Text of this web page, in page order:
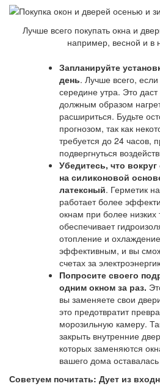
Лучше всего покупать окна и
например, весной и в
Запланируйте
день. Лучше всего,
середине утра. Это
должным образом
расшириться. Будьте
прогнозом, так как
требуется до 24 часов,
подвергнуться
Убедитесь, что вокруг
на силиконовой
латексный. Герметик
работает более
окнам при более низких
обеспечивает
отопление и
эффективным, и вы
счетах за
Попросите своего
одним окном за раз.
вы заменяете свои
это предотвратит
морозильную камеру.
закрыть внутренние
которых заменяются
вашего дома
Советуем почитать: Дует из